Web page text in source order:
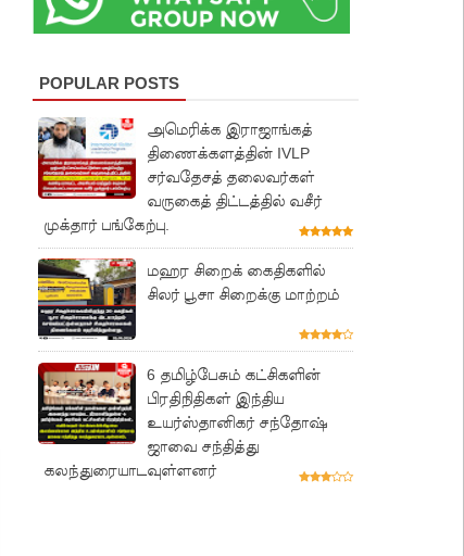
POPULAR POSTS
அமெரிக்க இராஜாங்கத்
திணைக்களத்தின் IVLP
சர்வதேசத் தலைவர்கள்
வருகைத் திட்டத்தில் வசீர்
முக்தார் பங்கேற்பு.
மஹர சிறைக் கைதிகளில்
சிலர் பூசா சிறைக்கு மாற்றம்
6 தமிழ்பேசும் கட்சிகளின்
பிரதிநிதிகள் இந்திய
உயர்ஸ்தானிகர் சந்தோஷ்
ஜாவை சந்தித்து
கலந்துரையாடவுள்ளனர்